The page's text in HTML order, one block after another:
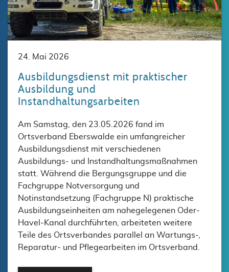
24. Mai 2026
Ausbildungsdienst mit praktischer
Ausbildung und
Instandhaltungsarbeiten
Am Samstag, den 23.05.2026 fand im
Ortsverband Eberswalde ein umfangreicher
Ausbildungsdienst mit verschiedenen
Ausbildungs- und Instandhaltungsmaßnahmen
statt. Während die Bergungsgruppe und die
Fachgruppe Notversorgung und
Notinstandsetzung (Fachgruppe N) praktische
Ausbildungseinheiten am nahegelegenen Oder-
Havel-Kanal durchführten, arbeiteten weitere
Teile des Ortsverbandes parallel an Wartungs-,
Reparatur- und Pflegearbeiten im Ortsverband.